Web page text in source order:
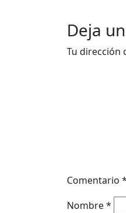
Deja
Tu dirección
Comentario *
Nombre*